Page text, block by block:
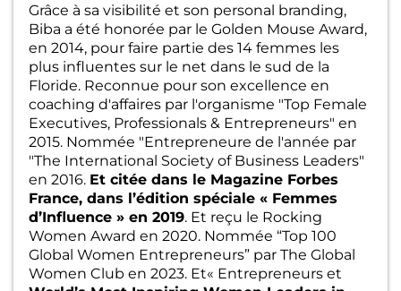
Grâce à sa visibilité et son personal branding,
Biba a été honorée par le Golden Mouse Award,
en 2014, pour faire partie des 14 femmes les
plus influentes sur le net dans le sud de la
Floride. Reconnue pour son excellence en
coaching d'affaires par l'organisme "Top Female
Executives, Professionals & Entrepreneurs" en
2015. Nommée "Entrepreneure de l'année par
"The International Society of Business Leaders"
en 2016. Et citée dans le Magazine Forbes
France, dans l’édition spéciale « Femmes
d’Influence » en 2019. Et reçu le Rocking
Women Award en 2020. Nommée “Top 100
Global Women Entrepreneurs” par The Global
Women Club en 2023. Et« Entrepreneurs et